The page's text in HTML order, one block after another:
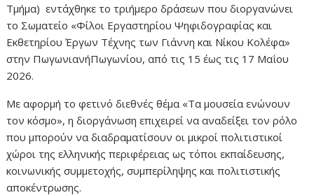
Τμήμα) εντάχθηκε το τριήμερο δράσεων που διοργανώνει
το Σωματείο «Φίλοι Εργαστηρίου Ψηφιδογραφίας και
Εκθετηρίου Έργων Τέχνης των Γιάννη και Νίκου Κολέφα»
στην ΠωγωνιανήΠωγωνίου, από τις 15 έως τις 17 Μαΐου
2026.
Με αφορμή το φετινό διεθνές θέμα «Τα μουσεία ενώνουν
τον κόσμο», η διοργάνωση επιχειρεί να αναδείξει τον ρόλο
που μπορούν να διαδραματίσουν οι μικροί πολιτιστικοί
χώροι της ελληνικής περιφέρειας ως τόποι εκπαίδευσης,
κοινωνικής συμμετοχής, συμπερίληψης και πολιτιστικής
αποκέντρωσης.